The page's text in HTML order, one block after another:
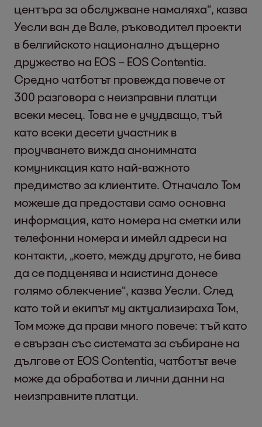
центъра за обслужване намаляха“, казва
Уесли ван де Вале, ръководител проекти
в белгийското национално дъщерно
дружество на EOS – EOS Contentia.
Средно чатботът провежда повече от
300 разговора с неизправни платци
всеки месец. Това не е учудващо, тъй
като всеки десети участник в
проучването вижда анонимната
комуникация като най-важното
предимство за клиентите. Отначало Том
можеше да предостави само основна
информация, като номера на сметки или
телефонни номера и имейл адреси на
контакти, „което, между другото, не бива
да се подценява и наистина донесе
голямо облекчение“, казва Уесли. След
като той и екипът му актуализираха Том,
Том може да прави много повече: тъй като
е свързан със системата за събиране на
дългове от EOS Contentia, чатботът вече
може да обработва и лични данни на
неизправните платци.